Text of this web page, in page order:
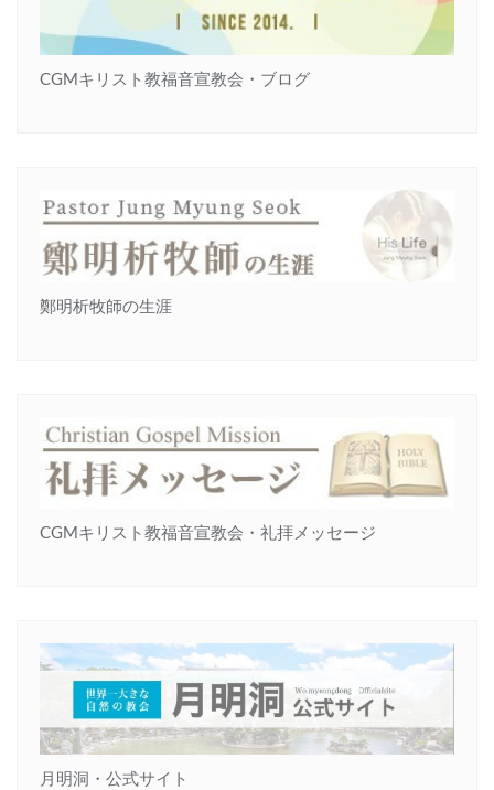
CGMキリスト教福音宣教会・ブログ
鄭明析牧師の生涯
CGMキリスト教福音宣教会・礼拝メッセージ
月明洞・公式サイト